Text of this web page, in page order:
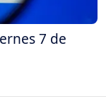
7 de